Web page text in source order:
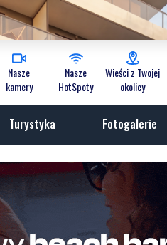
Nasze
kamery
Nasze
HotSpoty
Wieści z Twojej
okolicy
Turystyka Fotogalerie